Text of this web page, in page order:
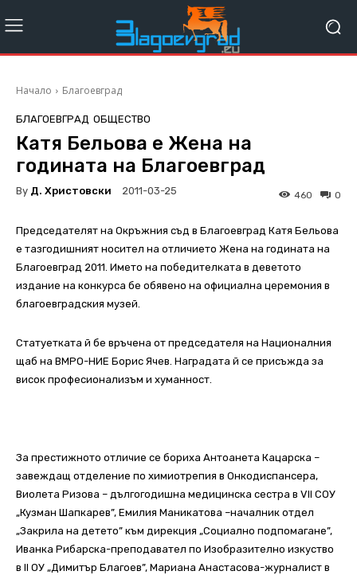
Начало Благоевград
БЛАГОЕВГРАД ОБЩЕСТВО
Катя Бельова е Жена на
годината на Благоевград
By Д. Христовски 2011-03-25 0
460
Председателят на Окръжния съд в Благоевград Катя Бельова
е тазгодишният носител на отличието Жена на годината на
Благоевград 2011. Името на победителката в деветото
издание на конкурса бе обявено на официална церемония в
благоевградския музей.
Статуетката й бе връчена от председателя на Националния
щаб на ВМРО-НИЕ Борис Ячев. Наградата й се присъжда за
висок професионализъм и хуманност.
За престижното отличие се бориха Антоанета Кацарска –
завеждащ отделение по химиотрепия в Онкодиспансера,
Виолета Ризова – дългогодишна медицинска сестра в VII СОУ
„Кузман Шапкарев”, Емилия Маникатова –началник отдел
„Закрила на детето” към дирекция „Социално подпомагане”,
Иванка Рибарска-преподавател по Изобразително изкуство
в II ОУ „Димитър Благоев”, Мариана Анастасова-журналист в